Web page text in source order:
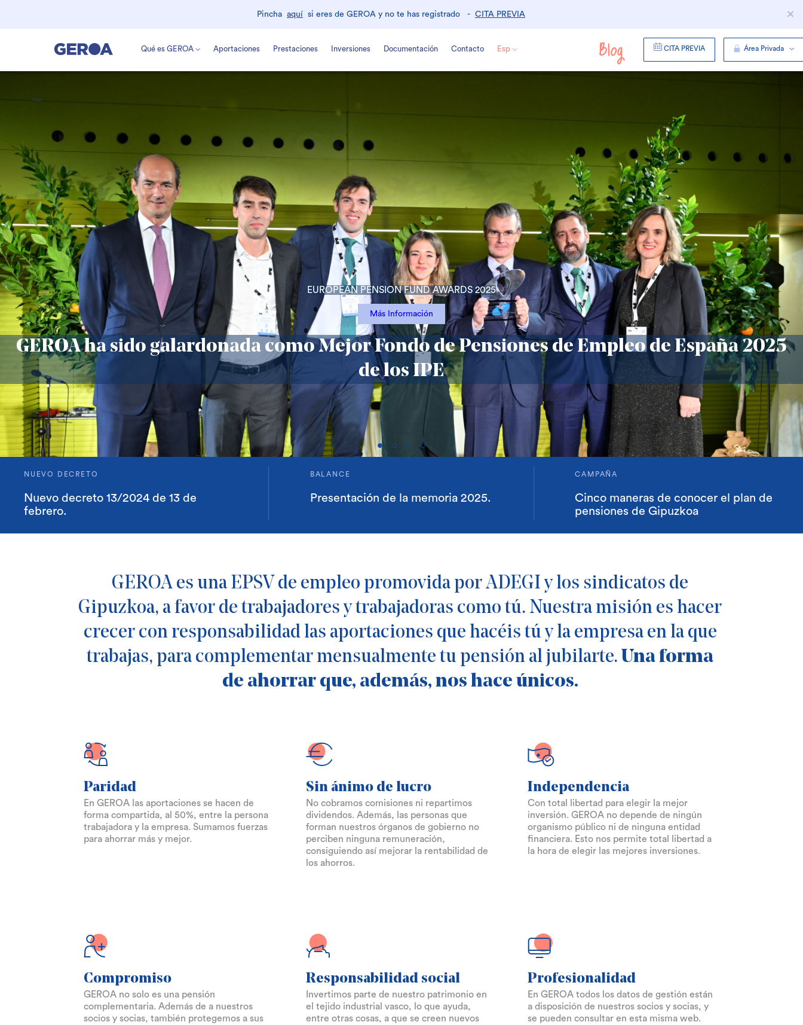
Pincha aquí si eres de GEROA y no te has registrado - CITA PREVIA ×
Qué es GEROA Aportaciones Prestaciones Inversiones Documentación Contacto Esp CITA PREVIA Área Privada
GEROA ha sido galardonada como Mejor Fondo de Pensiones de Empleo de España 2025
de los IPE
EUROPEAN PENSION FUND AWARDS 2025
Más Información
Ahorrar así es futuro
NUEVO DECRETO
Nuevo decreto 13/2024 de 13 de
febrero.
BALANCE
Presentación de la memoria 2025.
CAMPAÑA
Cinco maneras de conocer el plan de
pensiones de Gipuzkoa
GEROA es una EPSV de empleo promovida por ADEGI y los sindicatos de
Gipuzkoa, a favor de trabajadores y trabajadoras como tú. Nuestra misión es hacer
crecer con responsabilidad las aportaciones que hacéis tú y la empresa en la que
trabajas, para complementar mensualmente tu pensión al jubilarte. Una forma
de ahorrar que, además, nos hace únicos.
Paridad
En GEROA las aportaciones se hacen de
forma compartida, al 50%, entre la persona
trabajadora y la empresa. Sumamos fuerzas
para ahorrar más y mejor.
Sin ánimo de lucro
No cobramos comisiones ni repartimos
dividendos. Además, las personas que
forman nuestros órganos de gobierno no
perciben ninguna remuneración,
consiguiendo así mejorar la rentabilidad de
los ahorros.
Independencia
Con total libertad para elegir la mejor
inversión. GEROA no depende de ningún
organismo público ni de ninguna entidad
financiera. Esto nos permite total libertad a
la hora de elegir las mejores inversiones.
Compromiso
GEROA no solo es una pensión
complementaria. Además de a nuestros
socios y socias, también protegemos a sus
Responsabilidad social
Invertimos parte de nuestro patrimonio en
el tejido industrial vasco, lo que ayuda,
entre otras cosas, a que se creen nuevos
Profesionalidad
En GEROA todos los datos de gestión están
a disposición de nuestros socios y socias, y
se pueden consultar en esta misma web.